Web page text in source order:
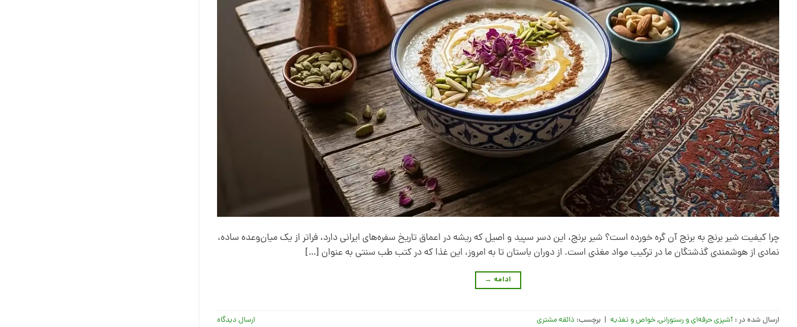
چرا کیفیت شیر برنج به برنج آن گره خورده است؟ شیر برنج، این دسر سپید و اصیل که ریشه در اعماق تاریخ سفره‌های ایرانی دارد، فراتر از یک میان‌وعده ساده،
نمادی از هوشمندی گذشتگان ما در ترکیب مواد مغذی است. از دوران باستان تا به امروز، این غذا که در کتب طب سنتی به عنوان […]
ادامه →
ارسال شده در : آشپزی حرفه‌ای و رستورانی,خواص و تغذیه | برچسب: ذائقه مشتری ارسال دیدگاه